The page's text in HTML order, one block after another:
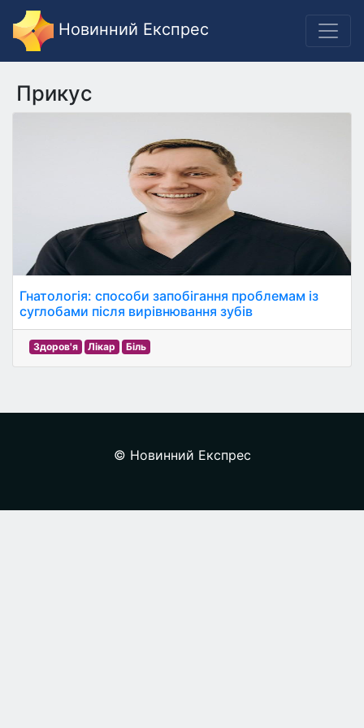
Новинний Експрес
Прикус
Гнатологія: способи запобігання проблемам із
суглобами після вирівнювання зубів
Здоров'я Лікар Біль
© Новинний Експрес